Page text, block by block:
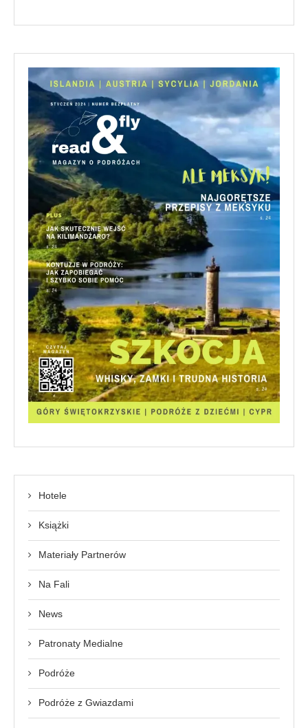
Hotele
Książki
Materiały Partnerów
Na Fali
News
Patronaty Medialne
Podróże
Podróże z Gwiazdami